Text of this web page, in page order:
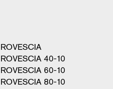
40-10
60-10
80-10